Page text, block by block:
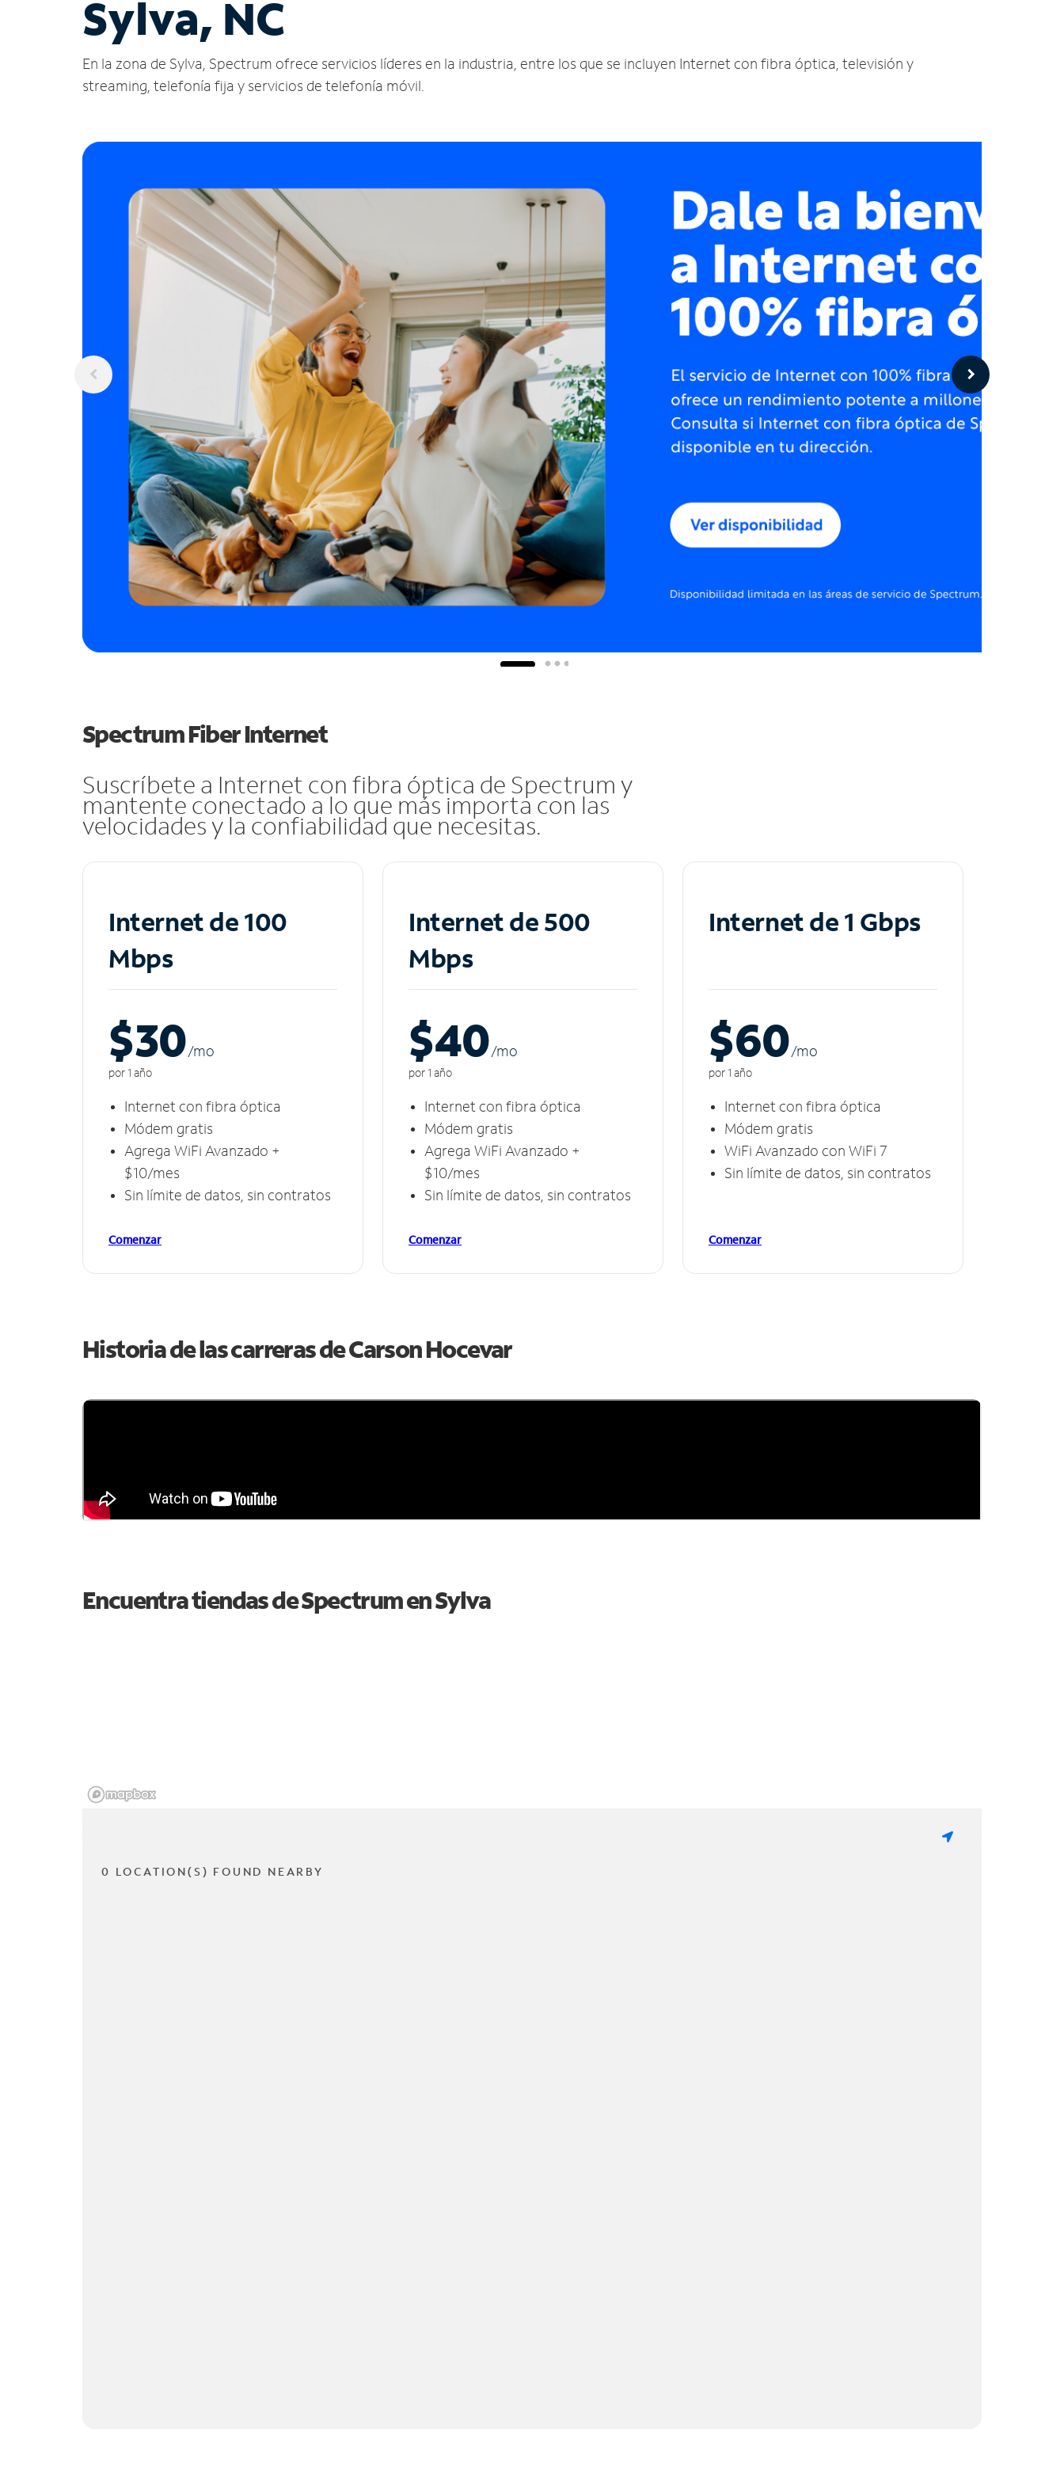
Sylva, NC
En la zona de Sylva, Spectrum ofrece servicios líderes en la industria, entre los que se incluyen Internet con fibra óptica, televisión y
streaming, telefonía fija y servicios de telefonía móvil.
Spectrum Fiber Internet
Suscríbete a Internet con fibra óptica de Spectrum y
mantente conectado a lo que más importa con las
velocidades y la confiabilidad que necesitas.
Internet de 100
Mbps
$30/mo
por 1 año
Internet con fibra óptica
Módem gratis
Agrega WiFi Avanzado +
$10/mes
Sin límite de datos, sin contratos
Comenzar
Internet de 500
Mbps
$40/mo
por 1 año
Internet con fibra óptica
Módem gratis
Agrega WiFi Avanzado +
$10/mes
Sin límite de datos, sin contratos
Comenzar
Internet de 1 Gbps
$60/mo
por 1 año
Internet con fibra óptica
Módem gratis
WiFi Avanzado con WiFi 7
Sin límite de datos, sin contratos
Comenzar
Historia de las carreras de Carson Hocevar
Encuentra tiendas de Spectrum enSylva
0 LOCATION(S) FOUND NEARBY